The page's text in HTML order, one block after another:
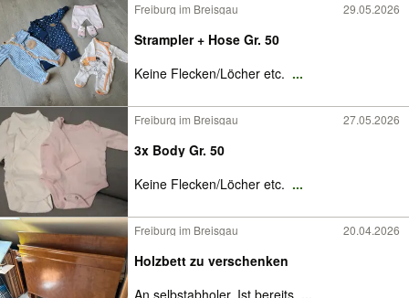
Freiburg im Breisgau 29.05.2026
Strampler + Hose Gr. 50
Keine Flecken/Löcher etc. ...
Freiburg im Breisgau 27.05.2026
3x Body Gr. 50
Keine Flecken/Löcher etc. ...
Freiburg im Breisgau 20.04.2026
Holzbett zu verschenken
An selbstabholer, Ist bereits ...